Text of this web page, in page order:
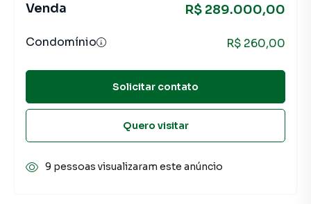
Venda R$ 289.000,00
Condomínio R$ 260,00
Solicitar contato
Quero visitar
9 pessoas visualizaram este anúncio